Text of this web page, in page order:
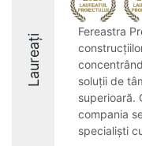
Laureați
Fereastra
soluții de
superioară.
compania
specialiști